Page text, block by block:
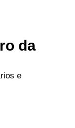
da
e